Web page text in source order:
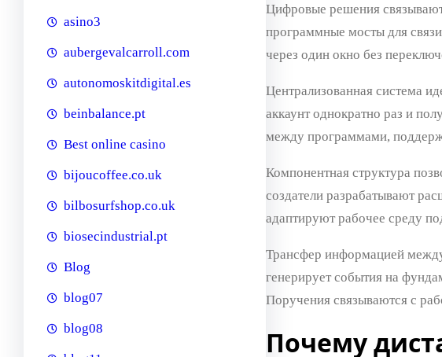
asino3
aubergevalcarroll.com
autonomoskitdigital.es
beinbalance.pt
Best online casino
bijoucoffee.co.uk
bilbosurfshop.co.uk
biosecindustrial.pt
Blog
blog07
blog08
Цифровые решения
программные мосты для
через один окно без
Централизованная система
аккаунт однократно раз и
между программами,
Компонентная структура
создатели разрабатывают
адаптируют рабочее среду
Трансфер информацией
генерирует события на
Поручения связываются с
Почему